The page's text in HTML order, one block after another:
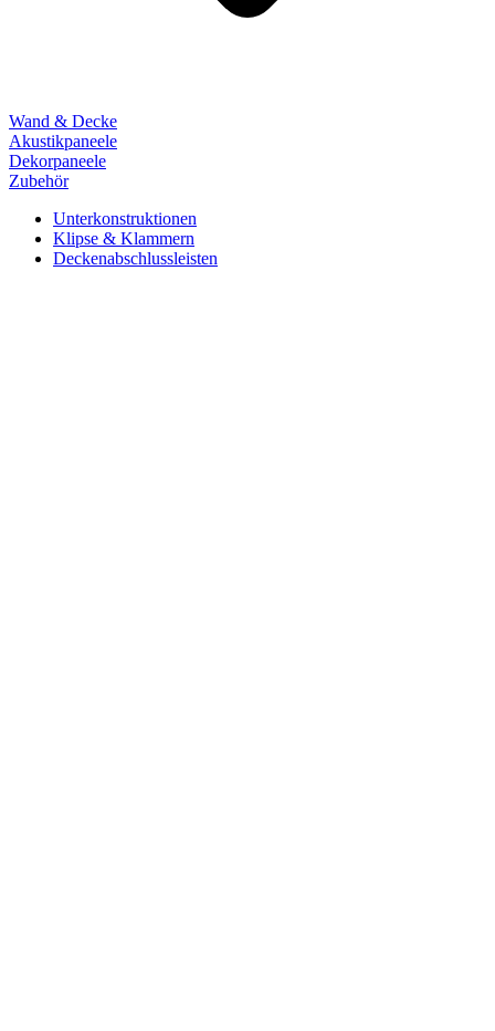
Wand & Decke
Akustikpaneele
Dekorpaneele
Zubehör
Unterkonstruktionen
Klipse & Klammern
Deckenabschlussleisten